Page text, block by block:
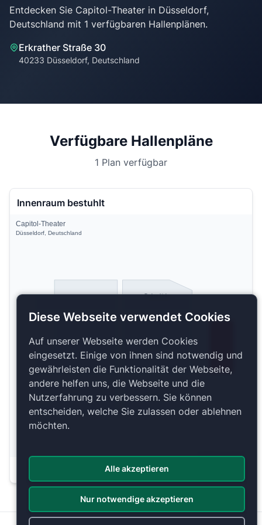
Entdecken Sie Capitol-Theater in Düsseldorf,
Erkrather Straße 30
40233 Düsseldorf, Deutschland
Verfügbare Hallenpläne
1 Plan verfügbar
Innenraum bestuhlt
Parkett Mitte
Parkett Links
Parkett Rechts
Capitol-Theater
Düsseldorf, Deutschland
Plan anzeigen
Diese Webseite verwendet Cookies
Auf unserer Webseite werden Cookies
eingesetzt. Einige von ihnen sind notwendig und
gewährleisten die Funktionalität der Webseite,
andere helfen uns, die Webseite und die
Nutzerfahrung zu verbessern. Sie können
entscheiden, welche Sie zulassen oder ablehnen
möchten.
Alle akzeptieren
Nur notwendige akzeptieren